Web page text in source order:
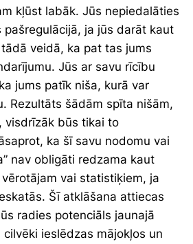
kļūst labāk. Jūs nepiedalāties
ja jūs darāt kaut
veidā, ka pat tas jums
Jūs ar savu rīcību
jums patīk niša, kurā var
Rezultāts šādām spīta nišām,
visdrīzāk būs tikai to
ka šī savu nodomu vai
nav obligāti redzama kaut
vai statistiķiem, ja
Šī atklāšana attiecas
radies potenciāls jaunajā
cilvēki ieslēdzas mājokļos un